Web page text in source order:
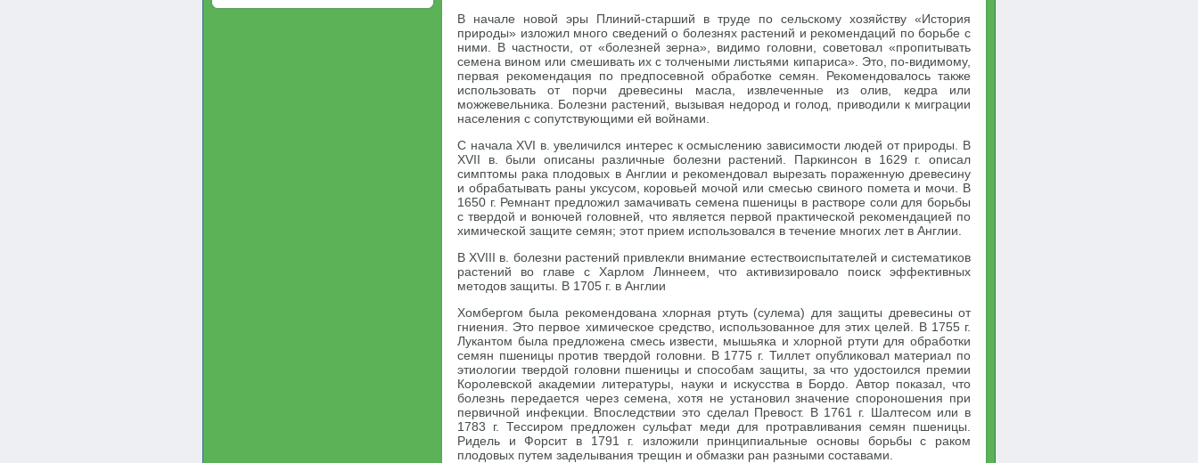
В начале новой эры Плиний-старший в труде по сельскому хозяйству «История
природы» изложил много сведений о болезнях растений и рекомендаций по борьбе с
ними. В частности, от «болезней зерна», видимо головни, советовал «пропитывать
семена вином или смешивать их с толчеными листьями кипариса». Это, по-видимому,
первая рекомендация по предпосевной обработке семян. Рекомендовалось также
использовать от порчи древесины масла, извлеченные из олив, кедра или
можжевельника. Болезни растений, вызывая недород и голод, приводили к миграции
населения с сопутствующими ей войнами.
С начала XVI в. увеличился интерес к осмыслению зависимости людей от природы. В
XVII в. были описаны различные болезни растений. Паркинсон в 1629 г. описал
симптомы рака плодовых в Англии и рекомендовал вырезать пораженную древесину
и обрабатывать раны уксусом, коровьей мочой или смесью свиного помета и мочи. В
1650 г. Ремнант предложил замачивать семена пшеницы в растворе соли для борьбы
с твердой и вонючей головней, что является первой практической рекомендацией по
химической защите семян; этот прием использовался в течение многих лет в Англии.
В XVIII в. болезни растений привлекли внимание естествоиспытателей и систематиков
растений во главе с Харлом Линнеем, что активизировало поиск эффективных
методов защиты. В 1705 г. в Англии
Хомбергом была рекомендована хлорная ртуть (сулема) для защиты древесины от
гниения. Это первое химическое средство, использованное для этих целей. В 1755 г.
Лукантом была предложена смесь извести, мышьяка и хлорной ртути для обработки
семян пшеницы против твердой головни. В 1775 г. Тиллет опубликовал материал по
этиологии твердой головни пшеницы и способам защиты, за что удостоился премии
Королевской академии литературы, науки и искусства в Бордо. Автор показал, что
болезнь передается через семена, хотя не установил значение спороношения при
первичной инфекции. Впоследствии это сделал Превост. В 1761 г. Шалтесом или в
1783 г. Тессиром предложен сульфат меди для протравливания семян пшеницы.
Ридель и Форсит в 1791 г. изложили принципиальные основы борьбы с раком
плодовых путем заделывания трещин и обмазки ран разными составами.